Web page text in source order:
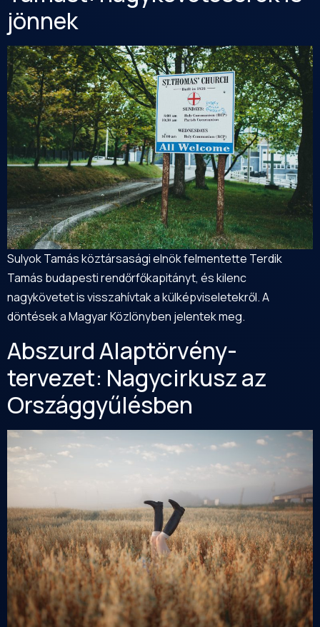
jönnek
Sulyok Tamás köztársasági elnök felmentette Terdik
Tamás budapesti rendőrfőkapitányt, és kilenc
nagykövetet is visszahívtak a külképviseletekről. A
döntések a Magyar Közlönyben jelentek meg.
Abszurd Alaptörvény-
tervezet: Nagycirkusz az
Országgyűlésben